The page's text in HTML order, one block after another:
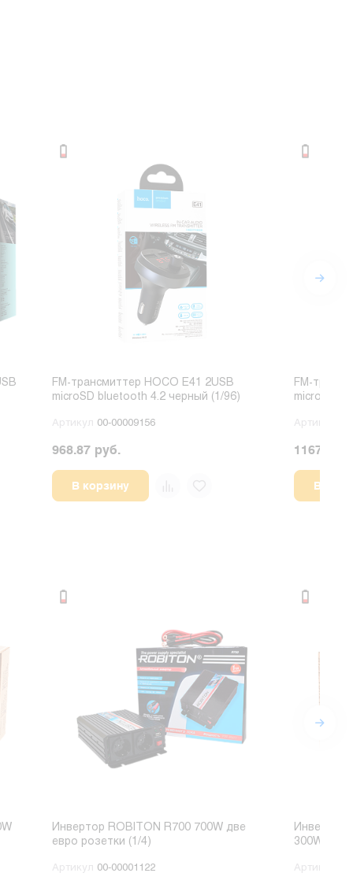
FM-трансмиттер HOCO E41 2USB
microSD bluetooth 4.2 черный (1/96)
Артикул 00-00009156
968.87 руб.
В корзину
FM-
microSD
Артикул
1167.92
В
Инвертор ROBITON R700 700W две
евро розетки (1/4)
Артикул 00-00001122
Инвертор
300W (1/
Артикул